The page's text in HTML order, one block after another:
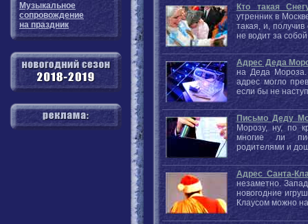
Музыкальное
сопровождение
на праздник
Кто такая
утренник в
такая, и,
не водит за
Адрес Деда
на Деда
адрес могло
если бы не
Письмо Деду
Морозу, ну, по
многие ли
родителями и
Адрес Санта-
незаметно.
новогодние
Клаусом можно